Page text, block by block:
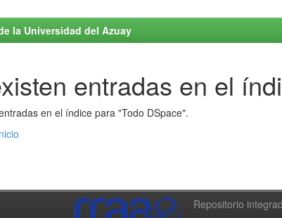
la Universidad del Azuay
entradas en el
en el índice para "Todo DSpace".
Repositorio